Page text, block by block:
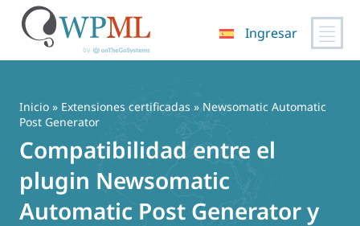
contenido
Ingresar
Inicio » Extensiones certificadas » Newsomatic Automatic
Post Generator
Compatibilidad entre el
plugin Newsomatic
Automatic Post Generator y